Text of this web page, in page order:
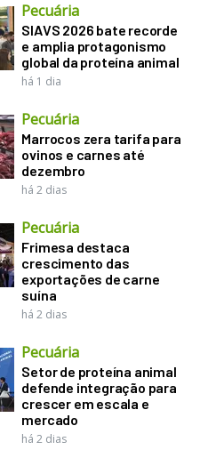
Pecuária
SIAVS 2026 bate recorde
e amplia protagonismo
global da proteína animal
há 1 dia
Pecuária
Marrocos zera tarifa para
ovinos e carnes até
dezembro
há 2 dias
Pecuária
Frimesa destaca
crescimento das
exportações de carne
suína
há 2 dias
Pecuária
Setor de proteína animal
defende integração para
crescer em escala e
mercado
há 2 dias